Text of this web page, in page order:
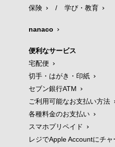
保険
/ 学び・教育
nanaco
便利なサービス
宅配便
切手・はがき・印紙
セブン銀行ATM
ご利用可能なお支払い方法
各種料金のお支払い
スマホプリペイド
レジでApple Accountにチャ